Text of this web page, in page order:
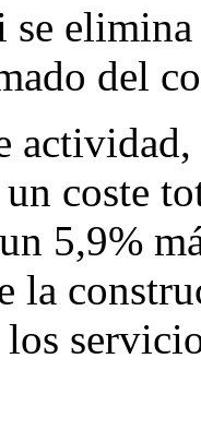
del
coste
5,9%
la